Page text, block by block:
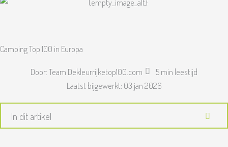
Camping Top 100 in Europa
Door:Team Dekleurrijketop100.com
5 min leestijd
Laatst bijgewerkt: 03 jan 2026
In dit artikel